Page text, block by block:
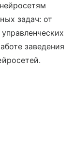
задач: от
заведения